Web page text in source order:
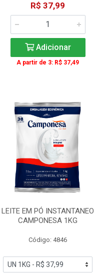
R$ 37,99
Adicionar
A partir de 3: R$ 37,49
LEITE EM PÓ INSTANTANEO
CAMPONESA 1KG
Código: 4846